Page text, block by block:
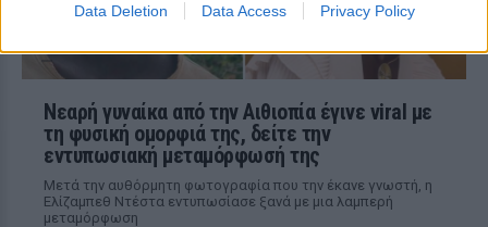
Data Deletion Data Access Privacy Policy
Νεαρή γυναίκα από την Αιθιοπία έγινε viral με
τη φυσική ομορφιά της, δείτε την
εντυπωσιακή μεταμόρφωσή της
Μετά την αυθόρμητη φωτογραφία που την έκανε γνωστή, η
Ελίζαμπεθ Ντέστα εντυπωσίασε ξανά με μια λαμπερή
μεταμόρφωση